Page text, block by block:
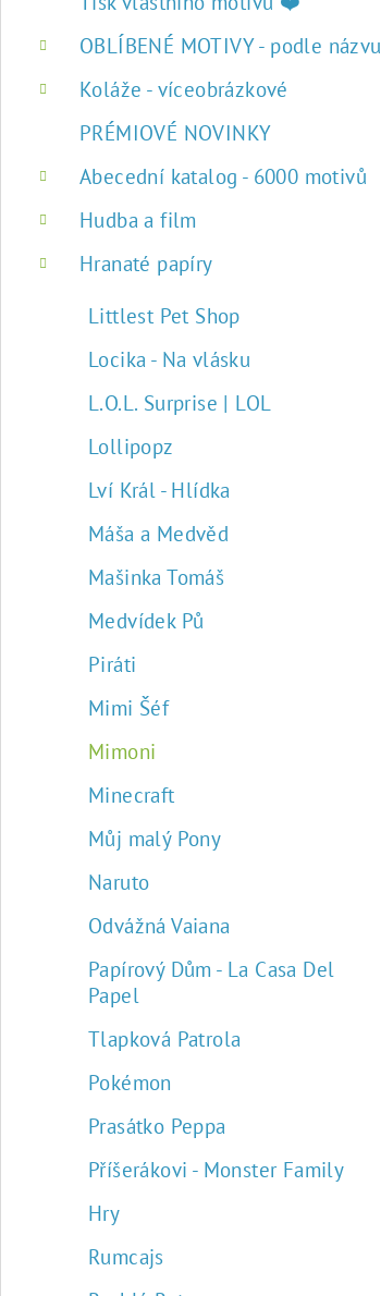
OBLÍBENÉ MOTIVY - podle názvu
Koláže - víceobrázkové
PRÉMIOVÉ NOVINKY
Abecední katalog - 6000 motivů
Hudba a film
Hranaté papíry
Littlest Pet Shop
Locika - Na vlásku
L.O.L. Surprise | LOL
Lollipopz
Lví Král - Hlídka
Máša a Medvěd
Mašinka Tomáš
Medvídek Pů
Piráti
Mimi Šéf
Mimoni
Minecraft
Můj malý Pony
Naruto
Odvážná Vaiana
Papírový Dům - La Casa Del
Papel
Tlapková Patrola
Pokémon
Prasátko Peppa
Příšerákovi - Monster Family
Hry
Rumcajs